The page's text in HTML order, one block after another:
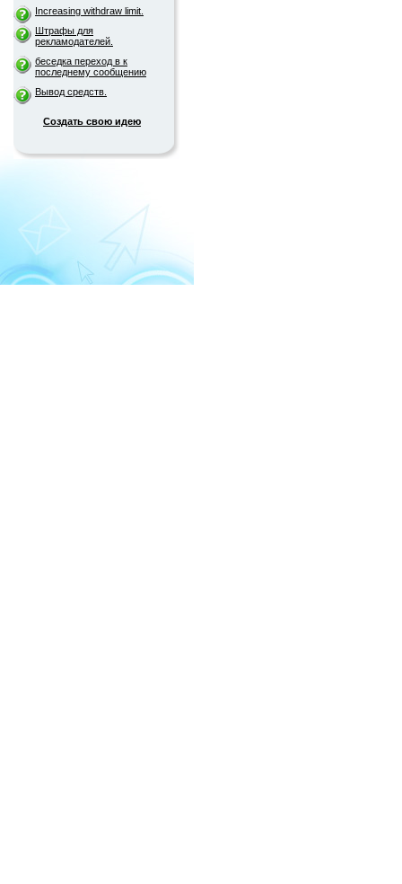
Increasing withdraw limit.
Штрафы для
рекламодателей.
беседка переход в к
последнему сообщению
Вывод средств.
Создать свою идею